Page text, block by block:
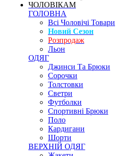
ЧОЛОВІКАМ
ГОЛОВНА
Всі Чоловічі Товари
Новий Сезон
Розпродаж
Льон
ОДЯГ
Джинси Та Брюки
Сорочки
Толстовки
Светри
Футболки
Спортивні Брюки
Поло
Кардигани
Шорти
ВЕРХНІЙ ОДЯГ